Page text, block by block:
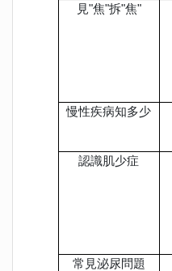
見"焦"拆"焦"
慢性疾病知多少
認識肌少症
常見泌尿問題